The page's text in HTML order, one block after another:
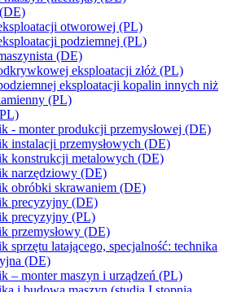
otworowej (PL)
podziemnej (PL)
(DE)
eksploatacji złóż (PL)
eksploatacji kopalin innych niż
(PL)
- monter produkcji przemysłowej (DE)
instalacji przemysłowych (DE)
konstrukcji metalowych (DE)
narzędziowy (DE)
obróbki skrawaniem (DE)
precyzyjny (DE)
precyzyjny (PL)
przemysłowy (DE)
sprzętu latającego, specjalność: technika
(DE)
– monter maszyn i urządzeń (PL)